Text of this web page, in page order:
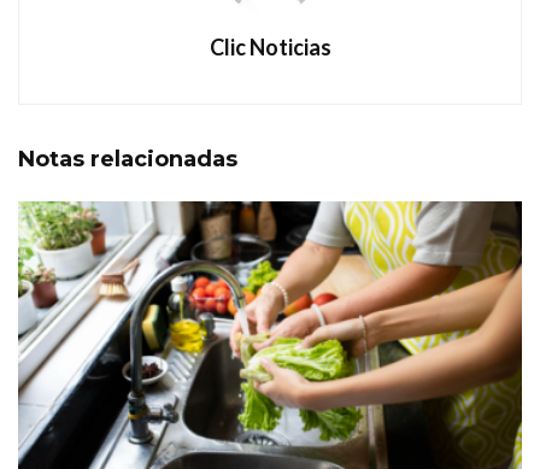
Clic Noticias
Notas relacionadas